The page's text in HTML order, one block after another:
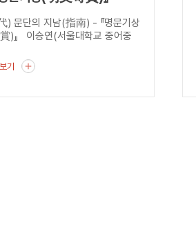
) 문단의 지남(指南) - 『명문기상
)』 이승연(서울대학교 중어중
기